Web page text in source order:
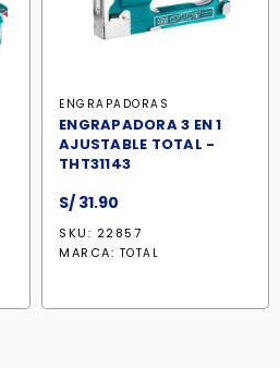
ENGRAPADORAS
ENGRAPADORA 3 EN 1
AJUSTABLE TOTAL -
THT31143
S/ 31.90
SKU: 22857
MARCA: TOTAL